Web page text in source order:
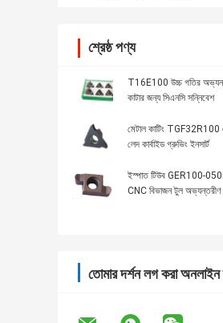
শ্রেষ্ঠ পণ্য
T16E100 উচ্চ গতির
কাটার জন্য সিএনসি সন্নিবেশ
মেটাল কাটিং TGF32R100
লেদ কার্বাইড গ্রুভিং ইনসার্ট
ইস্পাত টিউব GER100-
CNC বিভাজন টুল অভ্যন্তরীণ
তোমার দর্শন লগ করা